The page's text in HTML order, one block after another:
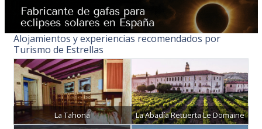
Alojamientos y experiencias recomendados por
Turismo de Estrellas
La Tahona La Abadía Retuerta Le Domaine